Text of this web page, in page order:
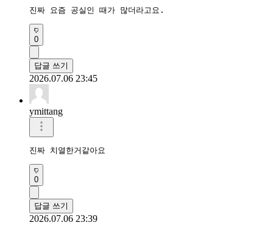
진짜 요즘 공실인 때가 많더라고요.
0
답글 쓰기
2026.07.06 23:45
ymittang
진짜 치열한거같아요
0
답글 쓰기
2026.07.06 23:39